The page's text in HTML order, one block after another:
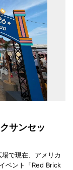
サンセッ
で現在、アメリカ
ベント「Red Brick